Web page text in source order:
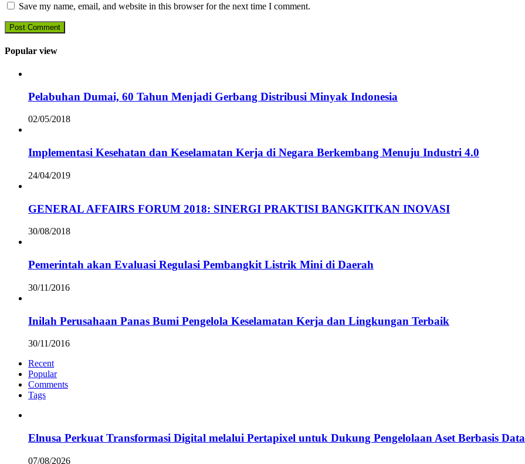
Save my name, email, and website in this browser for the next time I comment.
Popular view
Pelabuhan Dumai, 60 Tahun Menjadi Gerbang Distribusi Minyak Indonesia
02/05/2018
Implementasi Kesehatan dan Keselamatan Kerja di Negara Berkembang Menuju Industri 4.0
24/04/2019
GENERAL AFFAIRS FORUM 2018: SINERGI PRAKTISI BANGKITKAN INOVASI
30/08/2018
Pemerintah akan Evaluasi Regulasi Pembangkit Listrik Mini di Daerah
30/11/2016
Inilah Perusahaan Panas Bumi Pengelola Keselamatan Kerja dan Lingkungan Terbaik
30/11/2016
Recent
Popular
Comments
Tags
Elnusa Perkuat Transformasi Digital melalui Pertapixel untuk Dukung Pengelolaan Aset Berbasis Data
07/08/2026